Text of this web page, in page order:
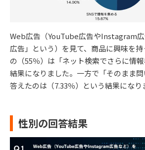
Web広告（YouTube広告やInstagram
広告」という）を見て、商品に興味を
の（55％）は「ネット検索でさらに情
結果になりました。一方で「そのまま
答えたのは（7.33％）という結果になり
性別の回答結果